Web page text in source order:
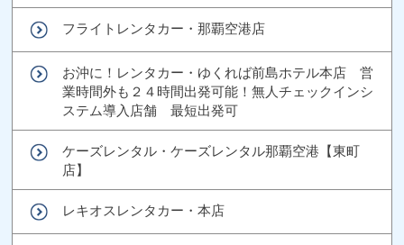
フライトレンタカー・那覇空港店
お沖に！レンタカー・ゆくれば前島ホテル本店 営
業時間外も２４時間出発可能！無人チェックインシ
ステム導入店舗 最短出発可
ケーズレンタル・ケーズレンタル那覇空港【東町
店】
レキオスレンタカー・本店